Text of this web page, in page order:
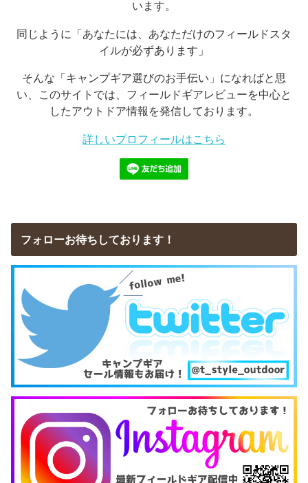
います。
同じように「あなたには、あなただけのフィールドスタ
イルが必ずあります」
そんな「キャンプギア選びのお手伝い」になればと思
い、このサイトでは、フィールドギアレビューを中心と
したアウトドア情報を発信しております。
詳しいプロフィールはこちら
フォローお待ちしております！